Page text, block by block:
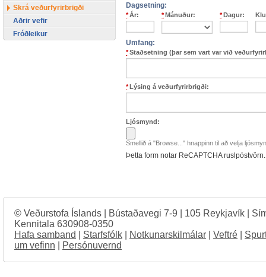
Dagsetning:
*Ár: *Mánuður: *Dagur:
Umfang:
*Staðsetning (þar sem vart var við
*Lýsing á veðurfyrirbrigði:
Ljósmynd:
Smellið á "Browse..." hnappinn til að velja
Þetta form notar ReCAPTCHA
Skrá veðurfyrirbrigði
Aðrir vefir
Fróðleikur
© Veðurstofa Íslands | Bústaðavegi 7-9 | 105 Reykjavík |
Kennitala 630908-0350
Hafa samband
Starfsfólk Notkunarskilmálar Veftré
um vefinn
Persónuvernd